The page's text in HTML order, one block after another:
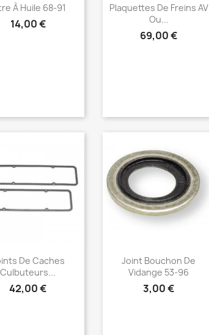
Aperçu rapide
À Huile 68-91
14,00 €
Aperçu rapide
Plaquettes De Freins AV
Ou...
69,00 €
Aperçu rapide
De Caches
Culbuteurs...
42,00 €
Aperçu rapide
Joint Bouchon De
Vidange 53-96
3,00 €